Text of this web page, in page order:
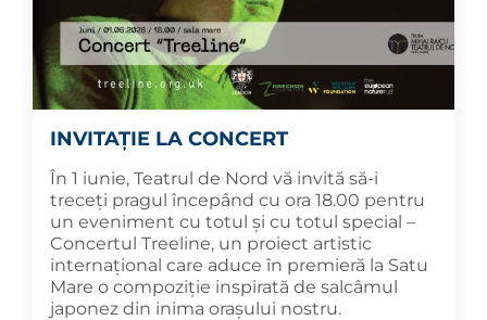
INVITAȚIE LA CONCERT
În 1 iunie, Teatrul de Nord vă invită să-i
treceți pragul începând cu ora 18.00 pentru
un eveniment cu totul și cu totul special –
Concertul Treeline, un proiect artistic
internațional care aduce în premieră la Satu
Mare o compoziție inspirată de salcâmul
japonez din inima orașului nostru.